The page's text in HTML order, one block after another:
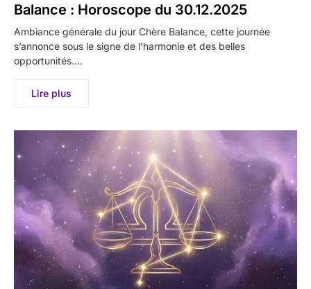
Balance : Horoscope du 30.12.2025
Ambiance générale du jour Chère Balance, cette journée
s’annonce sous le signe de l’harmonie et des belles
opportunités.…
Lire plus